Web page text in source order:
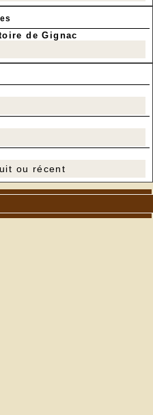
de Gignac
ou récent